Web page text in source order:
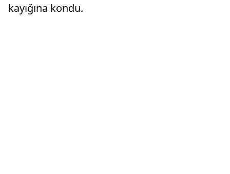
kayığına kondu.